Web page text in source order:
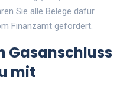
Sie alle Belege dafür
Finanzamt gefordert.
Gasanschluss
mit